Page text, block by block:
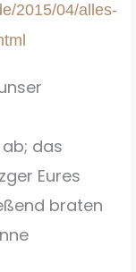
2015/04/alles-
das
Eures
braten